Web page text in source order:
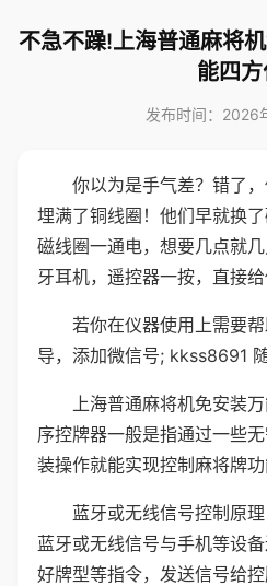
不急不躁!上海普通麻将
能四
发布时间：2026
你以为是手气差？错了
埋满了铜线圈！他们早就换
磁线圈一通电，想要几点就
牙耳机，遥控器一按，直接给
若你在仪器使用上需要
导，添加微信号; kkss8691 随
上海普通麻将机免安装
序控牌器一般是指通过一些
装操作就能实现控制麻将牌功
蓝牙或无线信号控制原
蓝牙或无线信号与手机等设
好牌型等指令，发送信号给